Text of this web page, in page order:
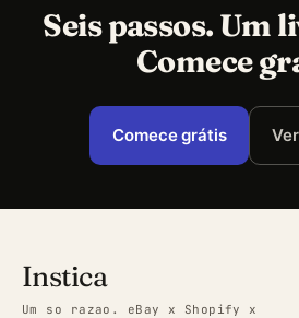
Seis passos. Um
Comece
Comece grátis
Instica
Um so razao. eBay x Shopify x